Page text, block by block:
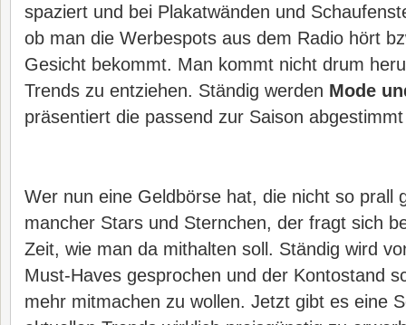
spaziert und bei Plakatwänden und
ob man die Werbespots aus dem Radio hört
Gesicht bekommt. Man kommt nicht drum
Trends zu entziehen. Ständig werden Mode
präsentiert die passend zur Saison
Wer nun eine Geldbörse hat, die nicht so prall
mancher Stars und Sternchen, der fragt sich
Zeit, wie man da mithalten soll. Ständig wird
Must-Haves gesprochen und der Kontostand
mehr mitmachen zu wollen. Jetzt gibt es eine